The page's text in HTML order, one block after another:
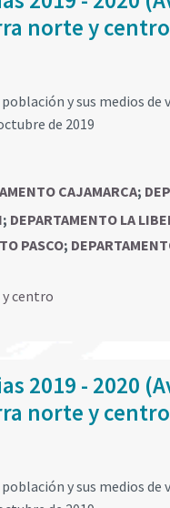
norte y
y sus medios de
de 2019
CAJAMARCA;
; DEPARTAMENTO LA
PASCO;
centro
2019 - 2020
norte y
y sus medios de